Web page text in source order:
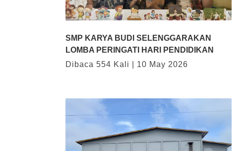
SMP KARYA BUDI SELENGGARAKAN
LOMBA PERINGATI HARI PENDIDIKAN
Dibaca 554 Kali | 10 May 2026